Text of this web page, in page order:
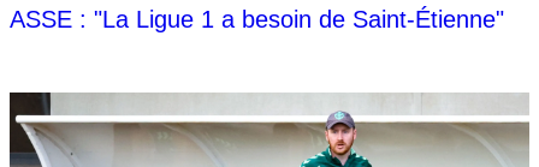
ASSE : "La Ligue 1 a besoin de Saint-Étienne"